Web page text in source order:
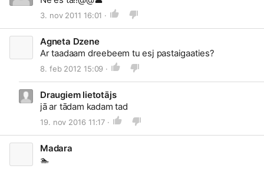
3. nov 2011 16:01 ·
Agneta Dzene
Ar taadaam dreebeem tu esj pastaigaaties?
8. feb 2012 15:09 ·
Draugiem lietotājs
jā ar tādam kadam tad
19. nov 2016 11:17 ·
Madara
🏊